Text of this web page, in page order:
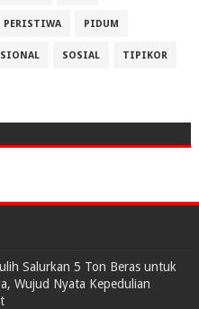
PERISTIWA PIDUM
SOSIAL TIPIKOR
Salurkan 5 Ton Beras untuk
Wujud Nyata Kepedulian